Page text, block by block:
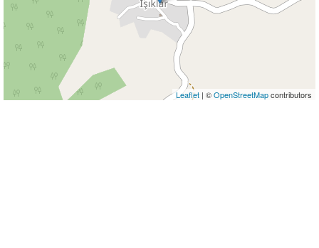
Leaflet | ©OpenStreetMapcontributors